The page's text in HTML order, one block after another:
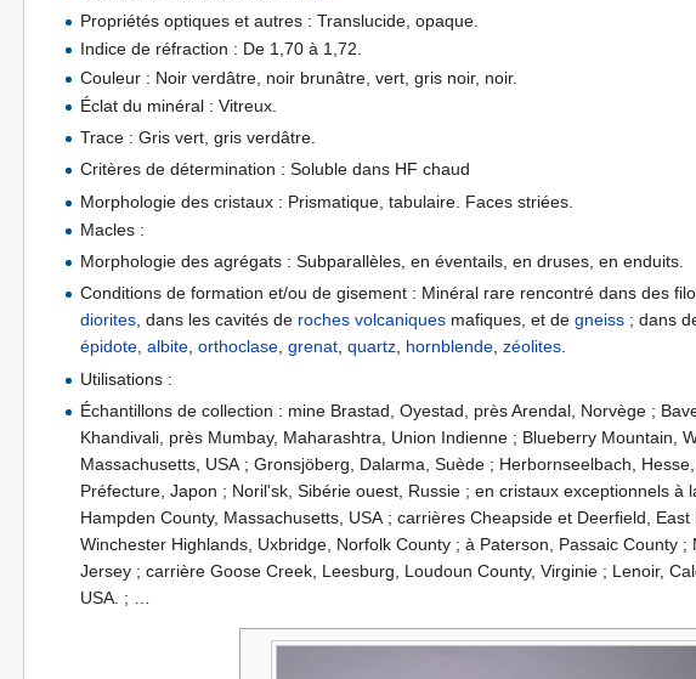
Propriétés optiques et autres : Translucide, opaque.
Indice de réfraction : De 1,70 à 1,72.
Couleur : Noir verdâtre, noir brunâtre, vert, gris noir, noir.
Éclat du minéral : Vitreux.
Trace : Gris vert, gris verdâtre.
Critères de détermination : Soluble dans HF chaud
Morphologie des cristaux : Prismatique, tabulaire. Faces striées.
Macles :
Morphologie des agrégats : Subparallèles, en éventails, en druses, en enduits.
Conditions de formation et/ou de gisement : Minéral rare rencontré dans des
diorites, dans les cavités de roches volcaniques mafiques, et degneiss ; dans
épidote,albite,orthoclase,grenat,quartz, hornblende,zéolites.
Utilisations :
Échantillons de collection : mine Brastad, Oyestad, près Arendal, Norvège ;
Khandivali, près Mumbay, Maharashtra, Union Indienne ; Blueberry Mountain,
Massachusetts, USA ; Gronsjöberg, Dalarma, Suède ; Herbornseelbach,
Préfecture, Japon ; Noril'sk, Sibérie ouest, Russie ; en cristaux exceptionnels à
Hampden County, Massachusetts, USA ; carrières Cheapside et Deerfield,
Winchester Highlands, Uxbridge, Norfolk County ; à Paterson, Passaic County ;
Jersey ; carrière Goose Creek, Leesburg, Loudoun County, Virginie ; Lenoir,
USA. ; …